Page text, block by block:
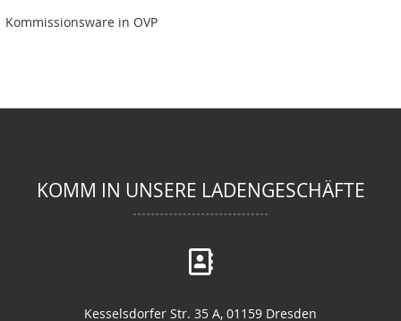
Kommissionsware in OVP
KOMM IN UNSERE LADENGESCHÄFTE
Kesselsdorfer Str. 35 A, 01159 Dresden